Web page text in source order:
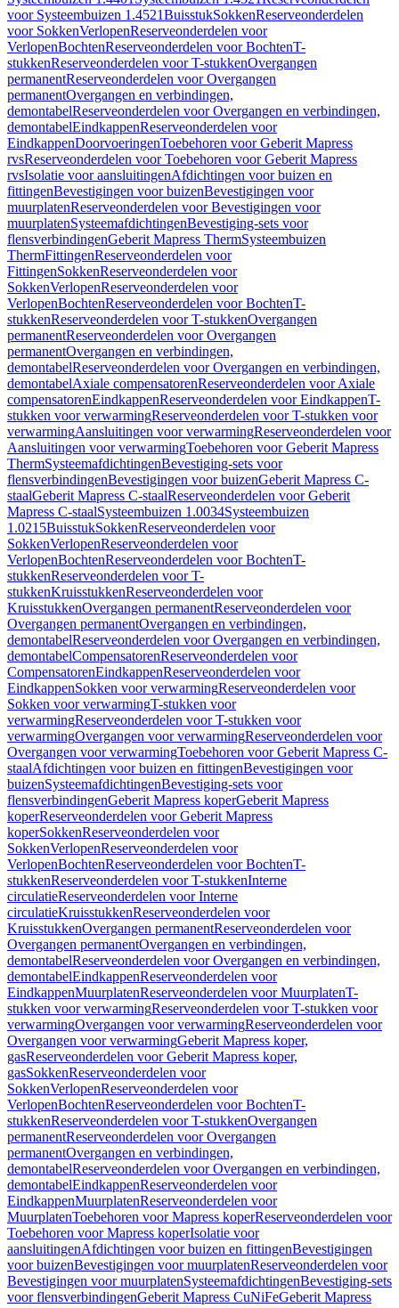
voor Systeembuizen 1.4521BuisstukSokkenReserveonderdelen
voor SokkenVerlopenReserveonderdelen voor
VerlopenBochtenReserveonderdelen voor BochtenT-
stukkenReserveonderdelen voor T-stukkenOvergangen
permanentReserveonderdelen voor Overgangen
permanentOvergangen en verbindingen,
demontabelReserveonderdelen voor Overgangen en verbindingen,
demontabelEindkappenReserveonderdelen voor
EindkappenDoorvoeringenToebehoren voor Geberit Mapress
rvsReserveonderdelen voor Toebehoren voor Geberit Mapress
rvsIsolatie voor aansluitingenAfdichtingen voor buizen en
fittingenBevestigingen voor buizenBevestigingen voor
muurplatenReserveonderdelen voor Bevestigingen voor
muurplatenSysteemafdichtingenBevestiging-sets voor
flensverbindingenGeberit Mapress ThermSysteembuizen
ThermFittingenReserveonderdelen voor
FittingenSokkenReserveonderdelen voor
SokkenVerlopenReserveonderdelen voor
VerlopenBochtenReserveonderdelen voor BochtenT-
stukkenReserveonderdelen voor T-stukkenOvergangen
permanentReserveonderdelen voor Overgangen
permanentOvergangen en verbindingen,
demontabelReserveonderdelen voor Overgangen en verbindingen,
demontabelAxiale compensatorenReserveonderdelen voor Axiale
compensatorenEindkappenReserveonderdelen voor EindkappenT-
stukken voor verwarmingReserveonderdelen voor T-stukken voor
verwarmingAansluitingen voor verwarmingReserveonderdelen voor
Aansluitingen voor verwarmingToebehoren voor Geberit Mapress
ThermSysteemafdichtingenBevestiging-sets voor
flensverbindingenBevestigingen voor buizenGeberit Mapress C-
staalGeberit Mapress C-staalReserveonderdelen voor Geberit
Mapress C-staalSysteembuizen 1.0034Systeembuizen
1.0215BuisstukSokkenReserveonderdelen voor
SokkenVerlopenReserveonderdelen voor
VerlopenBochtenReserveonderdelen voor BochtenT-
stukkenReserveonderdelen voor T-
stukkenKruisstukkenReserveonderdelen voor
KruisstukkenOvergangen permanentReserveonderdelen voor
Overgangen permanentOvergangen en verbindingen,
demontabelReserveonderdelen voor Overgangen en verbindingen,
demontabelCompensatorenReserveonderdelen voor
CompensatorenEindkappenReserveonderdelen voor
EindkappenSokken voor verwarmingReserveonderdelen voor
Sokken voor verwarmingT-stukken voor
verwarmingReserveonderdelen voor T-stukken voor
verwarmingOvergangen voor verwarmingReserveonderdelen voor
Overgangen voor verwarmingToebehoren voor Geberit Mapress C-
staalAfdichtingen voor buizen en fittingenBevestigingen voor
buizenSysteemafdichtingenBevestiging-sets voor
flensverbindingenGeberit Mapress koperGeberit Mapress
koperReserveonderdelen voor Geberit Mapress
koperSokkenReserveonderdelen voor
SokkenVerlopenReserveonderdelen voor
VerlopenBochtenReserveonderdelen voor BochtenT-
stukkenReserveonderdelen voor T-stukkenInterne
circulatieReserveonderdelen voor Interne
circulatieKruisstukkenReserveonderdelen voor
KruisstukkenOvergangen permanentReserveonderdelen voor
Overgangen permanentOvergangen en verbindingen,
demontabelReserveonderdelen voor Overgangen en verbindingen,
demontabelEindkappenReserveonderdelen voor
EindkappenMuurplatenReserveonderdelen voor MuurplatenT-
stukken voor verwarmingReserveonderdelen voor T-stukken voor
verwarmingOvergangen voor verwarmingReserveonderdelen voor
Overgangen voor verwarmingGeberit Mapress koper,
gasReserveonderdelen voor Geberit Mapress koper,
gasSokkenReserveonderdelen voor
SokkenVerlopenReserveonderdelen voor
VerlopenBochtenReserveonderdelen voor BochtenT-
stukkenReserveonderdelen voor T-stukkenOvergangen
permanentReserveonderdelen voor Overgangen
permanentOvergangen en verbindingen,
demontabelReserveonderdelen voor Overgangen en verbindingen,
demontabelEindkappenReserveonderdelen voor
EindkappenMuurplatenReserveonderdelen voor
MuurplatenToebehoren voor Mapress koperReserveonderdelen voor
Toebehoren voor Mapress koperIsolatie voor
aansluitingenAfdichtingen voor buizen en fittingenBevestigingen
voor buizenBevestigingen voor muurplatenReserveonderdelen voor
Bevestigingen voor muurplatenSysteemafdichtingenBevestiging-sets
voor flensverbindingenGeberit Mapress CuNiFeGeberit Mapress